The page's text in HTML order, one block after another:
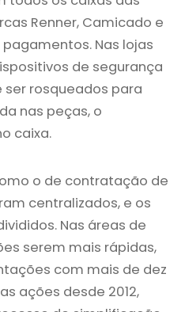
Renner, Camicado e
Nas lojas
de segurança
rosqueados para
nas peças, o
caixa.
o de contratação de
centralizados, e os
Nas áreas de
serem mais rápidas,
com mais de dez
ações desde 2012,